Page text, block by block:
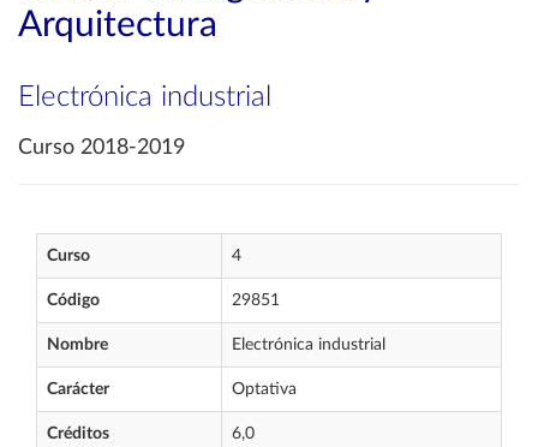
Arquitectura
Electrónica industrial
Curso 2018-2019
Curso 4
Código 29851
Nombre Electrónica industrial
Carácter Optativa
Créditos 6,0